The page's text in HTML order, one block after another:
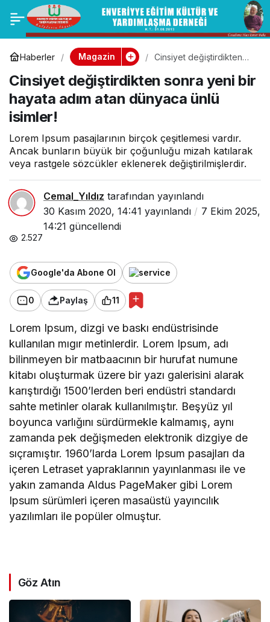
Haberler Magazin
Cinsiyet değiştirdikten
adım atan dünyaca ünlü
isimler!
Cinsiyet değiştirdikten sonra yeni bir
hayata adım atan dünyaca ünlü
isimler!
Lorem Ipsum pasajlarının birçok çeşitlemesi vardır.
Ancak bunların büyük bir çoğunluğu mizah katılarak
veya rastgele sözcükler eklenerek değiştirilmişlerdir.
Cemal_Yıldız tarafından yayınlandı
30 Kasım 2020, 14:41 yayınlandı
7 Ekim 2025,
14:21 güncellendi
2.527
Google'da Abone Ol
0 Paylaş 11
Lorem Ipsum, dizgi ve baskı endüstrisinde
kullanılan mıgır metinlerdir. Lorem Ipsum, adı
bilinmeyen bir matbaacının bir hurufat numune
kitabı oluşturmak üzere bir yazı galerisini alarak
karıştırdığı 1500’lerden beri endüstri standardı
sahte metinler olarak kullanılmıştır. Beşyüz yıl
boyunca varlığını sürdürmekle kalmamış, aynı
zamanda pek değişmeden elektronik dizgiye de
sıçramıştır. 1960’larda Lorem Ipsum pasajları da
içeren Letraset yapraklarının yayınlanması ile ve
yakın zamanda Aldus PageMaker gibi Lorem
Ipsum sürümleri içeren masaüstü yayıncılık
yazılımları ile popüler olmuştur.
Göz Atın
Cinsiyet
değiştirdikten sonra
yeni bir hayata adım
atan dünyaca ünlü
isimler!